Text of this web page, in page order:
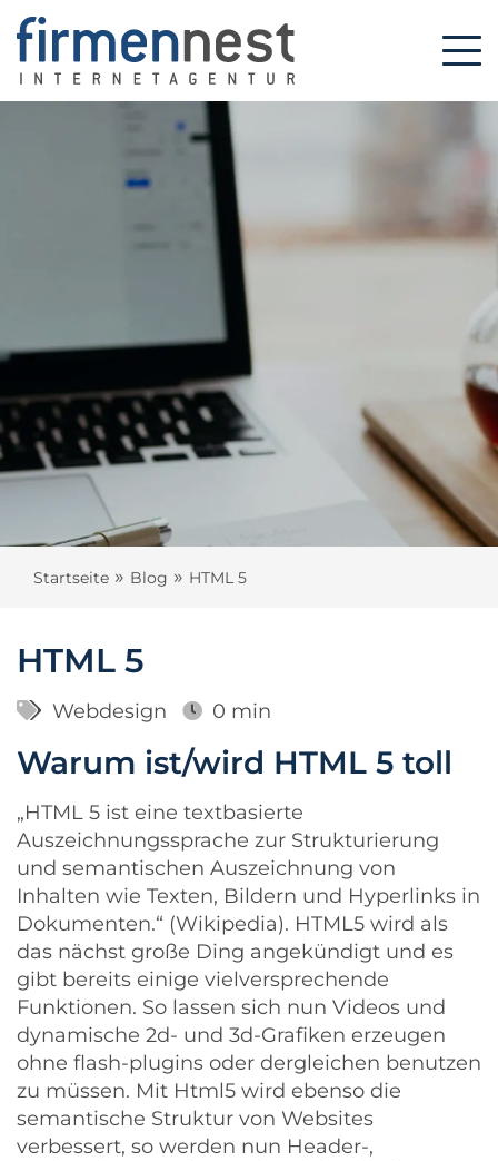
Startseite » Blog » HTML 5
HTML 5
Webdesign 0 min
Warum ist/wird HTML 5 toll
„HTML 5 ist eine textbasierte
Auszeichnungssprache zur Strukturierung
und semantischen Auszeichnung von
Inhalten wie Texten, Bildern und Hyperlinks in
Dokumenten.“ (Wikipedia). HTML5 wird als
das nächst große Ding angekündigt und es
gibt bereits einige vielversprechende
Funktionen. So lassen sich nun Videos und
dynamische 2d- und 3d-Grafiken erzeugen
ohne flash-plugins oder dergleichen benutzen
zu müssen. Mit Html5 wird ebenso die
semantische Struktur von Websites
verbessert, so werden nun Header-,